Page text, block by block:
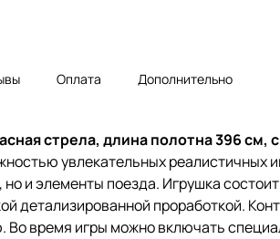
Оплата Дополнительно
стрела, длина полотна 396 см,
увлекательных реалистичных
и элементы поезда. Игрушка
детализированной проработкой.
время игры можно включать